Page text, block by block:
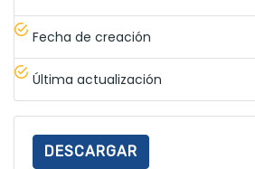
Fecha de creación
Última actualización
DESCARGAR